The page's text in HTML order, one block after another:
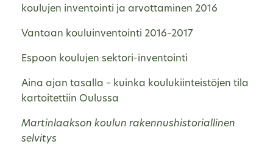
koulujen inventointi ja arvottaminen 2016
Vantaan kouluinventointi 2016–2017
Espoon koulujen sektori-inventointi
Aina ajan tasalla – kuinka koulukiinteistöjen tila
kartoitettiin Oulussa
Martinlaakson koulun rakennushistoriallinen
selvitys